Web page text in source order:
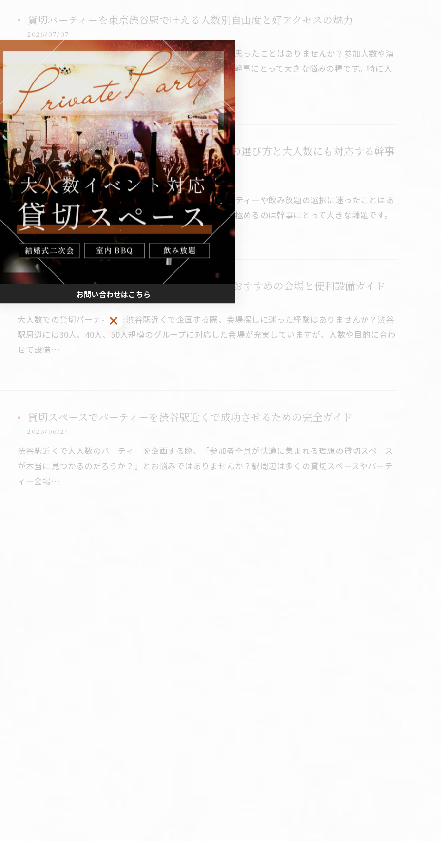
貸切パーティーを東京渋谷駅で叶える人数別自由度と好アクセスの魅力
2026/07/07
東京の中心、渋谷駅付近で貸切パーティーを計画したいと思ったことはありませんか？参加人数や演
出、アクセスの良さなど、多くの条件を満たす会場選びは幹事にとって大きな悩みの種です。特に人
数によっ…
貸切パーティーと飲み放題が叶う渋谷駅周辺の選び方と大人数にも対応する幹事
必見徹底ガイド
2026/07/03
大人数でのイベントを渋谷駅周辺で計画する際、貸切パーティーや飲み放題の選択に迷ったことはあ
りませんか？会場のアクセスや設備、プランの柔軟性を見極めるのは幹事にとって大きな課題です。
特に歓送…
貸切パーティーを渋谷駅近で30人40人50人におすすめの会場と便利設備ガイド
大人数での貸切パーティーを渋谷駅近くで企画する際、会場探しに迷った経験はありませんか？渋谷
駅周辺には30人、40人、50人規模のグループに対応した会場が充実していますが、人数や目的に合わ
せて設備…
貸切スペースでパーティーを渋谷駅近くで成功させるための完全ガイド
2026/06/24
渋谷駅近くで大人数のパーティーを企画する際、「参加者全員が快適に集まれる理想の貸切スペース
が本当に見つかるのだろうか？」とお悩みではありませんか？駅周辺は多くの貸切スペースやパーテ
ィー会場…
お問い合わせはこちら